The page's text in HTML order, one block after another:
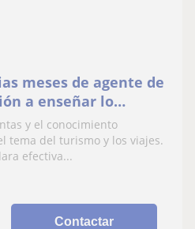
meses de agente de
a enseñar lo
y el conocimiento
tema del turismo y los viajes.
efectiva...
Contactar